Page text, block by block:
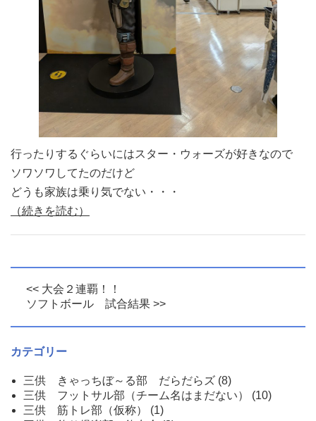
行ったりするぐらいにはスター・ウォーズが好きなので
ソワソワしてたのだけど
どうも家族は乗り気でない・・・
（続きを読む）
<< 大会２連覇！！
ソフトボール 試合結果 >>
カテゴリー
三供 きゃっちぼ～る部 だらだらズ(8)
三供 フットサル部（チーム名はまだない）
(10)
三供 筋トレ部（仮称）
(1)